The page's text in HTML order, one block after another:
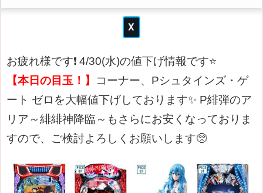
お疲れ様です❗ 4/30(水)の値下げ情報です⭐
【本日の目玉！】
コーナー、Pシュタインズ・ゲ
ート ゼロを大幅値下げしております✨ P緋弾のア
リア～緋緋神降臨～もさらにお安くなっておりま
すので、ご検討よろしくお願いします🥺